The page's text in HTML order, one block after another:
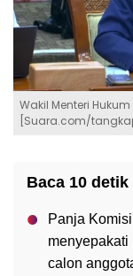
Wakil Menteri
[Suara.com/
Baca 10 detik
Panja
menyepakati
calon